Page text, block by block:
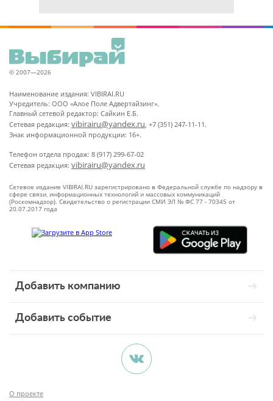
© 2007—2026
Наименование издания: VIBIRAI.RU
Учредитель: ООО «Алое Поле Адвертайзинг».
Главный сетевой редактор: Сайкин Е.Б.
Сетевая редакция: vibirairu@yandex.ru, +7 (351) 247-11-11.
Знак информационной продукции: 16+.
Телефон отдела продаж: 8 (917) 299-67-02
Сетевая редакция: vibirairu@yandex.ru
Сетевое издание VIBIRAI.RU зарегистрировано в Федеральной службе по надзору в
сфере связи, информационных технологий и массовых коммуникаций
(Роскомнадзор). Свидетельство о регистрации СМИ ЭЛ № ФС 77 - 70345 от
20.07.2017 года
Добавить компанию
Добавить событие
О проекте